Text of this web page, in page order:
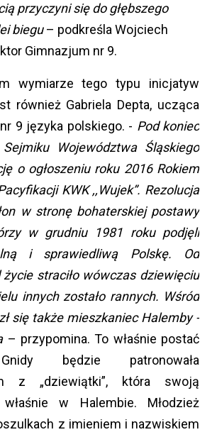
przyczyni się do głębszego
biegu– podkreśla Wojciech
Gimnazjum nr 9.
wymiarze tego typu inicjatyw
również Gabriela Depta, ucząca
9 języka polskiego. - Pod koniec
Województwa Śląskiego
o ogłoszeniu roku 2016 Rokiem
KWK ,,Wujek”. Rezolucja
w stronę bohaterskiej postawy
w grudniu 1981 roku podjęli
i sprawiedliwą Polskę. Od
straciło wówczas dziewięciu
innych zostało rannych. Wśród
się także mieszkaniec Halemby -
– przypomina. To właśnie postać
będzie patronowała
z „dziewiątki”, która swoją
w Halembie. Młodzież
z imieniem i nazwiskiem